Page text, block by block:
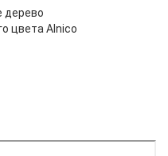
дерево
цвета Alnico